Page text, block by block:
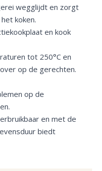
wegglijdt en zorgt
koken.
en kook
tot 250°C en
op de gerechten.
op de
en met de
biedt